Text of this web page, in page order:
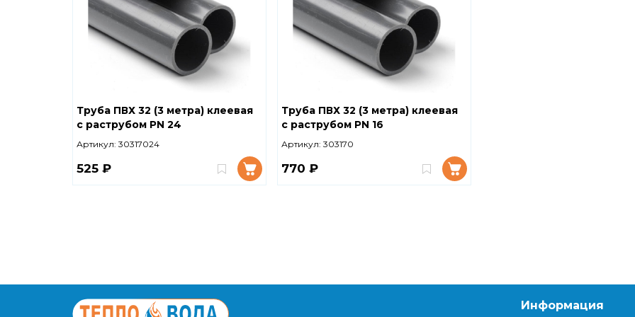
Труба ПВХ 32 (3 метра) клеевая
с раструбом PN 24
Артикул: 30317024
525 ₽
Труба ПВХ 32 (3 метра) клеевая
с раструбом PN 16
Артикул: 303170
770 ₽
Информация